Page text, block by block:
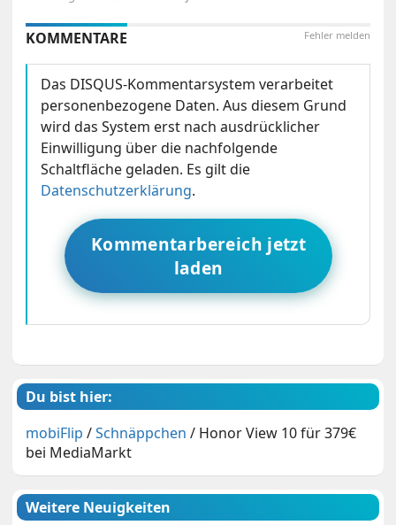
Fehler melden
KOMMENTARE
Das DISQUS-Kommentarsystem verarbeitet
personenbezogene Daten. Aus diesem Grund
wird das System erst nach ausdrücklicher
Einwilligung über die nachfolgende
Schaltfläche geladen. Es gilt die
Datenschutzerklärung.
Kommentarbereich jetzt
laden
Du bist hier:
mobiFlip /Schnäppchen / Honor View 10 für 379€
bei MediaMarkt
Weitere Neuigkeiten